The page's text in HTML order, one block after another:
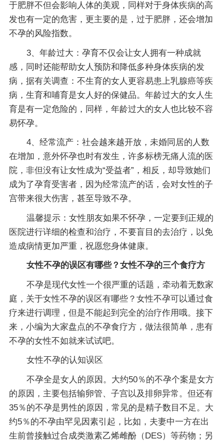
于肥胖不但会影响人体的美观，同样对于身体疾病的高
发也有一定的危害，更主要的是，过于肥胖，还会增加
不孕的风险指数。
3、年龄过大：孕育不仅会让女人拥有一种成就
感，同时还能帮助女人预防和降低多种身体疾病的发
病，据有关调查：不生育的女人更容易患上乳腺癌等疾
病，生育和哺育是女人好的保健品。年龄过大的女人生
育是有一定危险的，同样，年龄过大的女人也比较不容
易怀孕。
4、经常流产：社会越来越开放，未婚同居的人数
在增加，意外怀孕也时有发生，许多标榜无痛人流的医
院，非但没有让女性成为“受益者”，相反，却导致她们
成为了孕育受害者，因为经常流产的话，会对女性的子
宫带来很大伤害，甚至导致不孕。
温馨提示：女性朋友如果不怀孕，一定要到正规的
医院进行详细的检查和治疗，不要盲目的去治疗，以免
造成病情更加严重，祝愿您身体健康。
女性不孕的误区有哪些？女性不孕的三个食疗方
不孕是现代女性一个很严重的话题，牵动着无数家
庭，关于女性不孕的误区有哪些？女性不孕可以通过食
疗来进行调理，但是不能起到完全的治疗作用哦。接下
来，小编为大家盘点的不孕食疗方，做法很简单，患有
不孕的女性不如就来试试吧。
女性不孕的认知误区
不孕全是女人的原因。大约50％的不孕个案是女方
的原因，主要包括输卵管、子宫以及排卵异常。但还有
35％的不孕是男性的原因，常见的是精子数目不足。大
约5％的不孕由罕见因素引起，比如，夫妻中一方在出
生前曾接触过合成类激素乙烯雌酚（DES）等药物；另